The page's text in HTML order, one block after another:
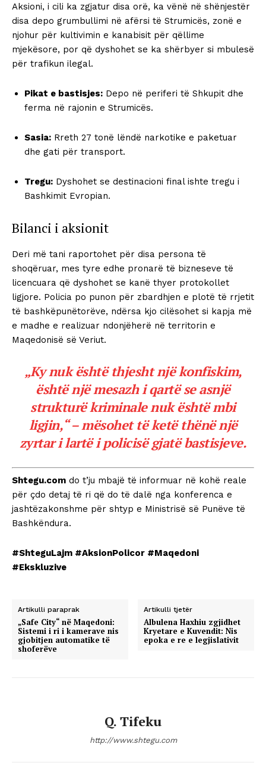
Aksioni, i cili ka zgjatur disa orë, ka vënë në shënjestër
disa depo grumbullimi në afërsi të Strumicës, zonë e
njohur për kultivimin e kanabisit për qëllime
mjekësore, por që dyshohet se ka shërbyer si mbulesë
për trafikun ilegal.
Pikat e bastisjes: Depo në periferi të Shkupit dhe
ferma në rajonin e Strumicës.
Sasia: Rreth 27 tonë lëndë narkotike e paketuar
dhe gati për transport.
Tregu: Dyshohet se destinacioni final ishte tregu i
Bashkimit Evropian.
Bilanci i aksionit
Deri më tani raportohet për disa persona të
shoqëruar, mes tyre edhe pronarë të bizneseve të
licencuara që dyshohet se kanë thyer protokollet
ligjore. Policia po punon për zbardhjen e plotë të rrjetit
të bashkëpunëtorëve, ndërsa kjo cilësohet si kapja më
e madhe e realizuar ndonjëherë në territorin e
Maqedonisë së Veriut.
„Ky nuk është thjesht një konfiskim,
është një mesazh i qartë se asnjë
strukturë kriminale nuk është mbi
ligjin,“– mësohet të ketë thënë një
zyrtar i lartë i policisë gjatë bastisjeve.
Shtegu.com do t’ju mbajë të informuar në kohë reale
për çdo detaj të ri që do të dalë nga konferenca e
jashtëzakonshme për shtyp e Ministrisë së Punëve të
Bashkëndura.
#ShteguLajm #AksionPolicor #Maqedoni
#Ekskluzive
Artikulli paraprak
„Safe City“ në Maqedoni:
Sistemi i ri i kamerave nis
gjobitjen automatike të
shoferëve
Artikulli tjetër
Albulena Haxhiu zgjidhet
Kryetare e Kuvendit: Nis
epoka e re e legjislativit
Q. Tifeku
http://www.shtegu.com